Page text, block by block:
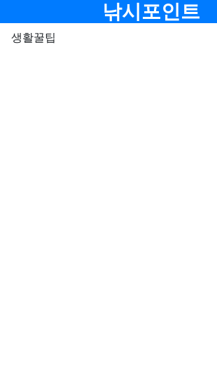
낚시포인트
생활꿀팁